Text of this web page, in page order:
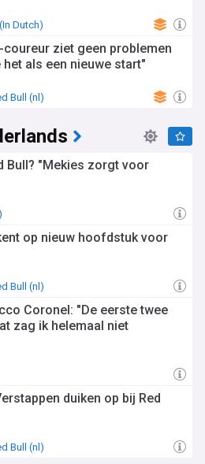
Dutch)
ziet geen problemen
als een nieuwe start"
Bull (nl)
Bull? "Mekies zorgt voor
op nieuw hoofdstuk voor
Bull (nl)
Coronel: "De eerste twee
zag ik helemaal niet
duiken op bij Red
Bull (nl)